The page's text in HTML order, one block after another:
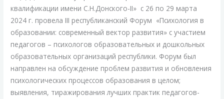
квалификации имени С.Н.Донского-II» с 26 по 29 марта
2024 г. провела III республиканский Форум «Психология в
образовании: современный вектор развития» с участием
педагогов – психологов образовательных и дошкольных
образовательных организаций республики. Форум был
направлен на обсуждение проблем развития и обновления
психологических процессов образования в целом;
выявления, тиражирования лучших практик педагогов-
психологов
с
участием
петербургских
ученых